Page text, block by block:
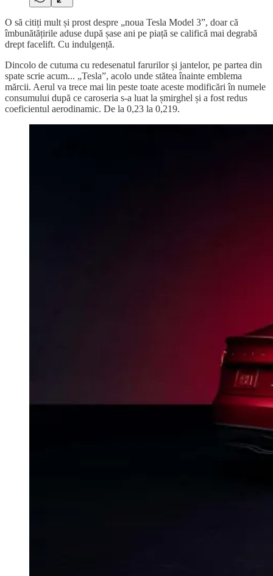
O să citiți mult și prost despre „noua Tesla Model 3”, doar că
îmbunătățirile aduse după șase ani pe piață se califică mai degrabă
drept facelift. Cu indulgență.
Dincolo de cutuma cu redesenatul farurilor și jantelor, pe partea din
spate scrie acum... „Tesla”, acolo unde stătea înainte emblema
mărcii. Aerul va trece mai lin peste toate aceste modificări în numele
consumului după ce caroseria s-a luat la șmirghel și a fost redus
coeficientul aerodinamic. De la 0,23 la 0,219.